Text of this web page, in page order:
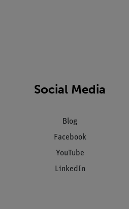
Social Media
Blog
Facebook
YouTube
LinkedIn